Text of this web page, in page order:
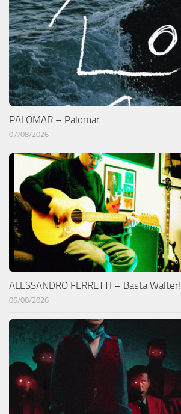
PALOMAR – Palomar
07/08/2026
ALESSANDRO FERRETTI – Basta Walter!
06/08/2026